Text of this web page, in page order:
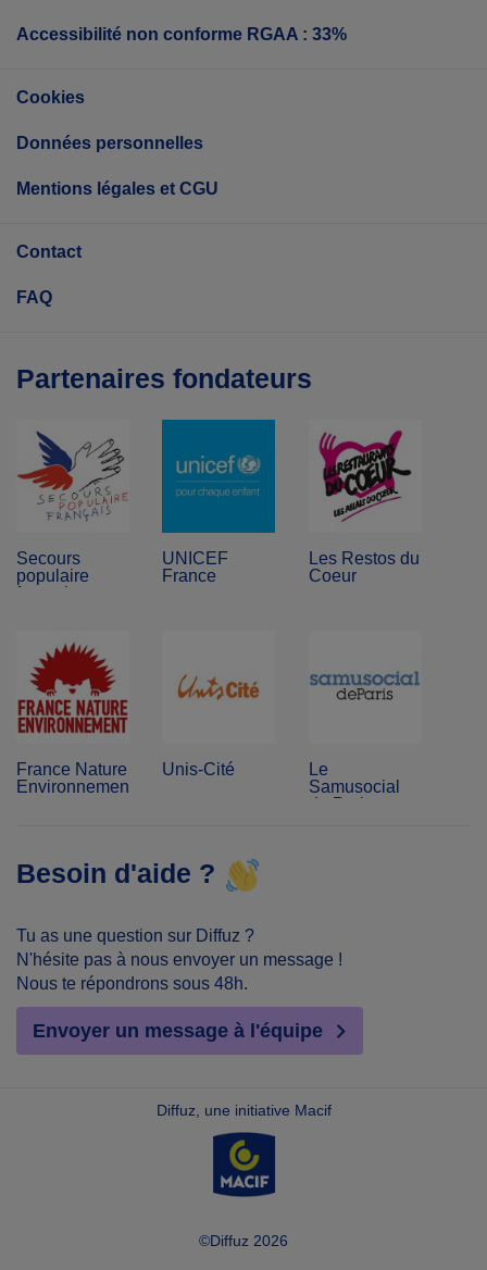
Accessibilité non conforme RGAA : 33%
Cookies
Données personnelles
Mentions légales et CGU
Contact
FAQ
Partenaires fondateurs
Secours
populaire
français
UNICEF
France
Les Restos du
Coeur
France Nature
Environnement
Unis-Cité
Le
Samusocial
de Paris
Besoin d'aide ?
Tu as une question sur Diffuz ?
N'hésite pas à nous envoyer un message !
Nous te répondrons sous 48h.
Envoyer un message à l'équipe
Diffuz, une initiative Macif
©Diffuz 2026